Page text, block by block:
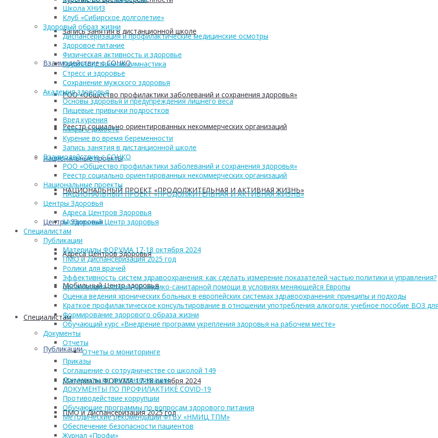
Запись занятия в дистанционной школе
Взаимодействие с СОНКО
РОО «Общество профилактики заболеваний и сохранения здоровья»
Реестр социально ориентированных некоммерческих организаций
Национальные проекты
НАЦИОНАЛЬНЫЙ ПРОЕКТ «ПРОДОЛЖИТЕЛЬНАЯ И АКТИВНАЯ ЖИЗНЬ»
Центры Здоровья
Адреса Центров Здоровья
Мобильный Центр здоровья
Cпециалистам
Публикации
Материалы ФОРУМА 17-18 октября 2024
ПМО и Диспансеризация 2025 год
Школа ХНИЗ
Клуб «Сибирское долголетие»
Здоровый образ жизни
Диспансеризация и профилактические медицинские осмотры
Здоровое питание
Физическая активность и здоровье
Производственная гимнастика
Стресс и здоровье
Сохранение мужского здоровья
Академия здоровья
Основы здоровья и предупреждения лишнего веса
Пищевые привычки подростков
Вред курения
Мифы о диабете
Курение во время беременности
Запись занятия в дистанционной школе
Взаимодействие с СОНКО
РОО «Общество профилактики заболеваний и сохранения здоровья»
Реестр социально ориентированных некоммерческих организаций
Национальные проекты
НАЦИОНАЛЬНЫЙ ПРОЕКТ «ПРОДОЛЖИТЕЛЬНАЯ И АКТИВНАЯ ЖИЗНЬ»
Центры Здоровья
Адреса Центров Здоровья
Мобильный Центр здоровья
Cпециалистам
Публикации
Материалы ФОРУМА 17-18 октября 2024
ПМО и Диспансеризация 2025 год
Ролики для врачей
Эффективность систем здравоохранения: как сделать измерение показателей частью политики и управления?
Организация первичной медико-санитарной помощи в условиях меняющейся Европы
Оценка ведения хронических больных в европейских системах здравоохранения: принципы и подходы
Краткое профилактическое консультирование в отношении употребления алкоголя: учебное пособие ВОЗ
Формирование здорового образа жизни
Обучающий курс «Внедрение программ укрепления здоровья на рабочем месте»
Документы
Отчеты
Отчеты о мониторинге
Приказы
Соглашение о сотрудничестве со школой 149
Документы по диспансеризации
ДОКУМЕНТЫ ПО ПРОФИЛАКТИКЕ COVID-19
Противодействие коррупции
Обучающие программы по вопросам здорового питания
Методические рекомендации ФГБУ «НМИЦ ТПМ»
Обеспечение безопасности пациентов
Журнал «Профи»